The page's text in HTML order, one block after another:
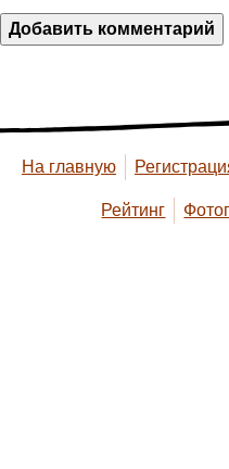
Добавить комментарий
На главную
Рейтинг